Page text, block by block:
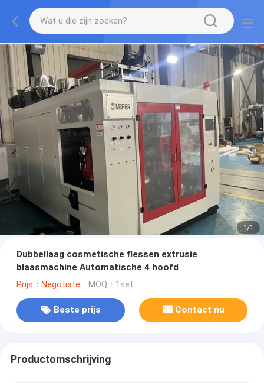
1/1
Dubbellaag cosmetische flessen extrusie
blaasmachine Automatische 4 hoofd
Prijs：Negotiate MOQ：1set
Beste prijs Contact nu
Productomschrijving